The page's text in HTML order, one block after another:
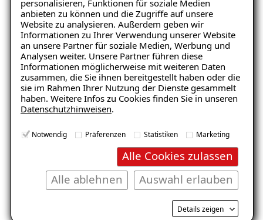
personalisieren, Funktionen für soziale Medien
anbieten zu können und die Zugriffe auf unsere
Website zu analysieren. Außerdem geben wir
Informationen zu Ihrer Verwendung unserer Website
an unsere Partner für soziale Medien, Werbung und
Analysen weiter. Unsere Partner führen diese
Informationen möglicherweise mit weiteren Daten
zusammen, die Sie ihnen bereitgestellt haben oder die
sie im Rahmen Ihrer Nutzung der Dienste gesammelt
haben. Weitere Infos zu Cookies finden Sie in unseren
Datenschutzhinweisen.
Notwendig Präferenzen Statistiken Marketing
Alle Cookies zulassen
Auswahl erlauben
Alle ablehnen
Details zeigen
Keller
Ratgeber „Sofort-Tipps bei
Salpeter“
– jetzt kostenlos
herunterladen!
E-Mail eingeben
Kostenlosen Ratgeber anfordern